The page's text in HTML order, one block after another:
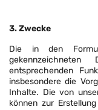
3. Zwecke
Die in den
entsprechenden
insbesondere die
Inhalte. Die von
können zur